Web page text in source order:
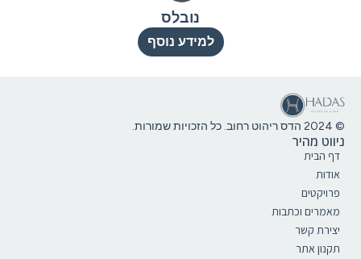
נובלס
למידע נוסף
© 2024 הדס ריהוט רחוב. כל הזכויות שמורות.
ניווט מהיר
דף הבית
אודות
פרויקטים
מאמרים וכתבות
יצירת קשר
תקנון אתר